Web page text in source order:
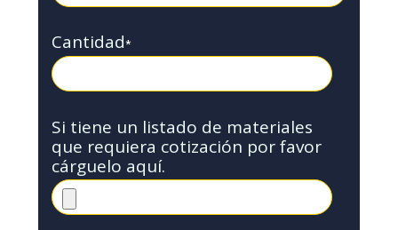
Cantidad*
Si tiene un listado de materiales
que requiera cotización por favor
cárguelo aquí.